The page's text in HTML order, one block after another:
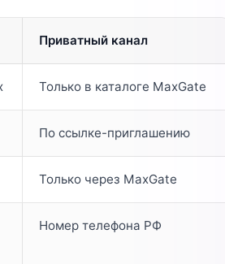
Приватный канал
Только в каталоге MaxGate
По ссылке-приглашению
Только через MaxGate
Номер телефона РФ